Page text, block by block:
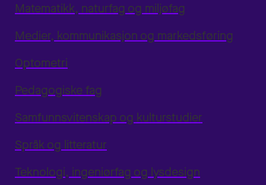
Matematikk, naturfag og miljøfag
Medier, kommunikasjon og markedsføring
Optometri
Pedagogiske fag
Samfunnsvitenskap og kulturstudier
Språk og litteratur
Teknologi, ingeniørfag og lysdesign